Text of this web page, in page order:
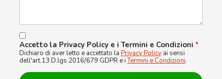
Accetto la Privacy Policy e i Termini e Condizioni *
Dichiaro di aver letto e accettato la Privacy Policy ai sensi
dell'art.13 D.lgs 2016/679 GDPR e iTermini e Condizioni.